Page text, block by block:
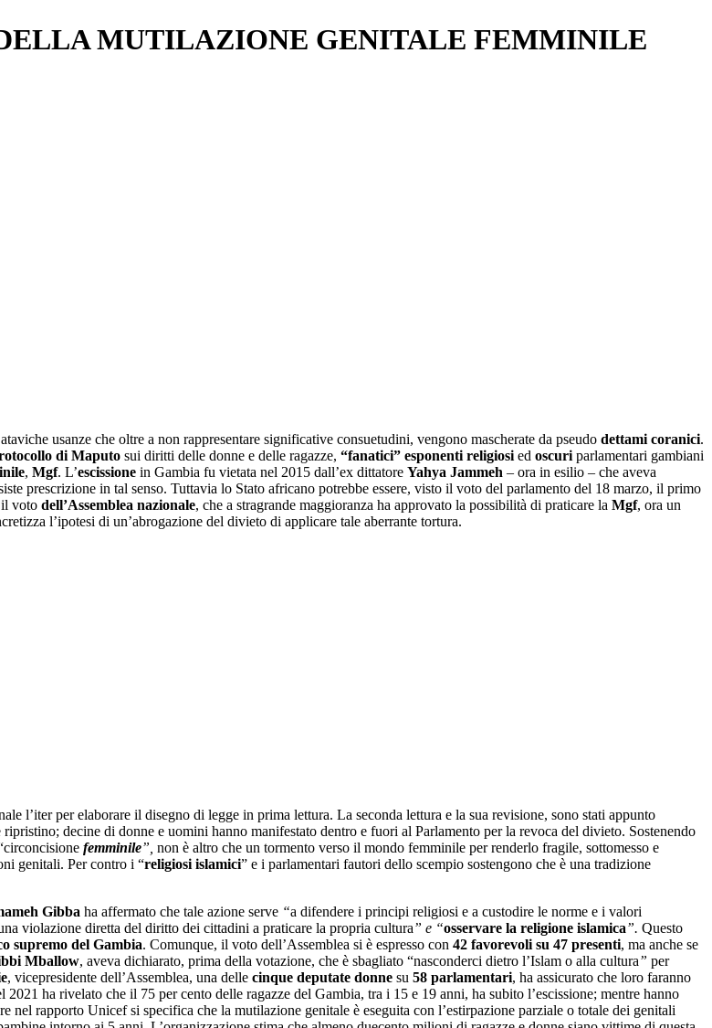
MUTILAZIONE GENITALE FEMMINILE
usanze che oltre a non rappresentare significative consuetudini, vengono mascherate da pseudo dettami coranici.
di Maputo sui diritti delle donne e delle ragazze, “fanatici” esponenti religiosi ed oscuri parlamentari gambiani
, Mgf. L’escissione in Gambia fu vietata nel 2015 dall’ex dittatore Yahya Jammeh – ora in esilio – che aveva
prescrizione in tal senso. Tuttavia lo Stato africano potrebbe essere, visto il voto del parlamento del 18 marzo, il primo
voto dell’Assemblea nazionale, che a stragrande maggioranza ha approvato la possibilità di praticare la Mgf, ora un
l’ipotesi di un’abrogazione del divieto di applicare tale aberrante tortura.
l’iter per elaborare il disegno di legge in prima lettura. La seconda lettura e la sua revisione, sono stati appunto
decine di donne e uomini hanno manifestato dentro e fuori al Parlamento per la revoca del divieto. Sostenendo
femminile”, non è altro che un tormento verso il mondo femminile per renderlo fragile, sottomesso e
genitali. Per contro i “religiosi islamici” e i parlamentari fautori dello scempio sostengono che è una tradizione
Gibba ha affermato che tale azione serve “a difendere i principi religiosi e a custodire le norme e i valori
violazione diretta del diritto dei cittadini a praticare la propria cultura” e “osservare la religione islamica”. Questo
supremo del Gambia. Comunque, il voto dell’Assemblea si è espresso con 42 favorevoli su 47 presenti, ma anche se
Mballow, aveva dichiarato, prima della votazione, che è sbagliato “nasconderci dietro l’Islam o alla cultura” per
, vicepresidente dell’Assemblea, una delle cinque deputate donne su 58 parlamentari, ha assicurato che loro faranno
2021 ha rivelato che il 75 per cento delle ragazze del Gambia, tra i 15 e 19 anni, ha subito l’escissione; mentre hanno
nel rapporto Unicef si specifica che la mutilazione genitale è eseguita con l’estirpazione parziale o totale dei genitali